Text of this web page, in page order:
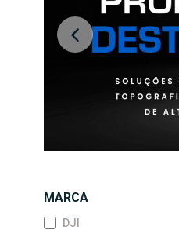
Previous
MARCA
DJI